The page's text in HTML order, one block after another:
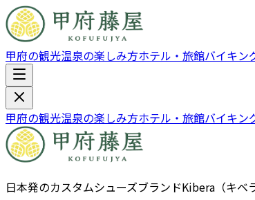
甲府の観光温泉の楽しみ方ホテル・旅館バイキン
甲府の観光温泉の楽しみ方ホテル・旅館バイキン
日本発のカスタムシューズブランドKibera（キベ